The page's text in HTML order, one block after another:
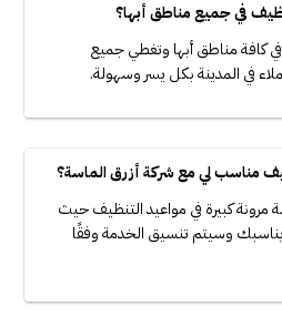
في جميع مناطق أبها؟
كافة مناطق أبها وتغطي جميع
في المدينة بكل يسر وسهولة.
مناسب لي مع شركة أزرق الماسة؟
مرونة كبيرة في مواعيد التنظيف حيث
وسيتم تنسيق الخدمة وفقًا